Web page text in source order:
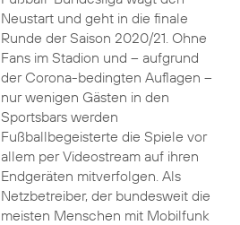
Neustart und geht in die finale
Runde der Saison 2020/21. Ohne
Fans im Stadion und – aufgrund
der Corona-bedingten Auflagen –
nur wenigen Gästen in den
Sportsbars werden
Fußballbegeisterte die Spiele vor
allem per Videostream auf ihren
Endgeräten mitverfolgen. Als
Netzbetreiber, der bundesweit die
meisten Menschen mit Mobilfunk